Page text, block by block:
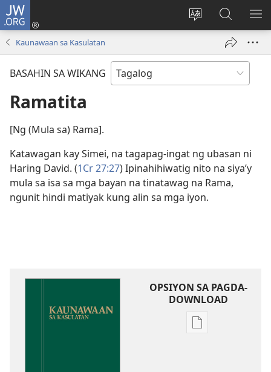
JW.ORG
Baguhin
ng
Mag-
log
bubukas
sa
JW.ORG
Kaunawaan sa Kasulatan
BASAHIN SA WIKANG
Ramatita
[Ng (Mula sa) Rama].
Katawagan kay Simei, na tagapag-ingat ng ubasan ni
Haring David. (1Cr 27:27) Ipinahihiwatig nito na siya’y
mula sa isa sa mga bayan na tinatawag na Rama,
ngunit hindi matiyak kung alin sa mga iyon.
OPSIYON SA PAGDA-
DOWNLOAD
Opsiyon